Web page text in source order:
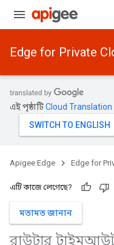
Edge for Private
এই পৃষ্ঠাটিCloud Translation
Apigee Edge Edge for
এটি কাজে লেগেছে?
মতামত জানান
রাউটার